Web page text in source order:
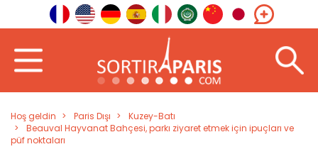
Hoş geldin Paris Dışı
Kuzey-Batı
Beauval Hayvanat Bahçesi, parkı ziyaret etmek için ipuçları ve
püf noktaları